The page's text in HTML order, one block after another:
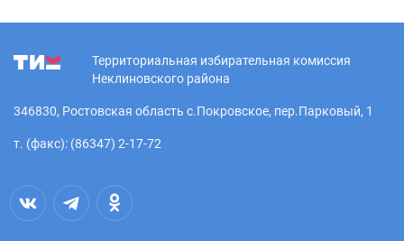
Территориальная избирательная комиссия
Неклиновского района
346830, Ростовская область с.Покровское, пер.Парковый, 1
т. (факс): (86347) 2-17-72